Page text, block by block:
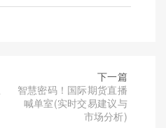
下一篇
智慧密码！国际期货直播
喊单室(实时交易建议与
市场分析)